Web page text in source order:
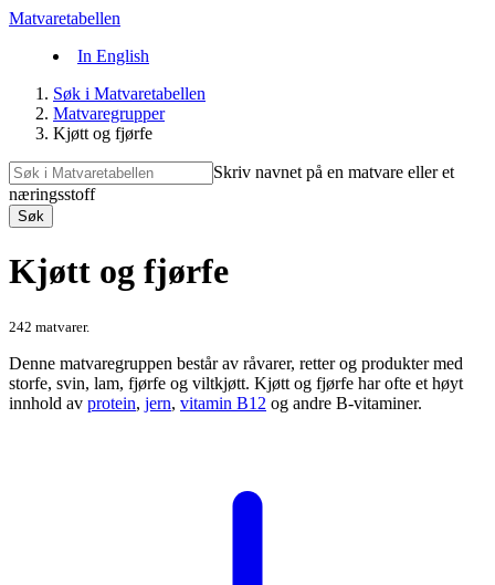
Matvaretabellen
In English
Søk i Matvaretabellen
Matvaregrupper
Kjøtt og fjørfe
Skriv navnet på en matvare eller et
næringsstoff
Søk
Kjøtt og fjørfe
242 matvarer.
Denne matvaregruppen består av råvarer, retter og produkter med
storfe, svin, lam, fjørfe og viltkjøtt. Kjøtt og fjørfe har ofte et høyt
innhold av protein, jern, vitamin B12 og andre B-vitaminer.